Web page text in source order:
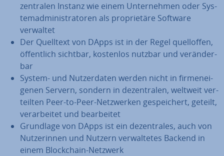
zentralen Instanz wie einem Un­ter­neh­men oder Sys­
tem­ad­mi­nis­tra­to­ren als pro­prie­tä­re Software
verwaltet
Der Quelltext von DApps ist in der Regel quell­of­fen,
öf­fent­lich sichtbar, kostenlos nutzbar und ver­än­der­
bar
System- und Nut­zer­da­ten werden nicht in fir­men­ei­
ge­nen Servern, sondern in de­zen­tra­len, weltweit ver­
teil­ten Peer-to-Peer-Netz­wer­ken ge­spei­chert, geteilt,
ver­ar­bei­tet und be­ar­bei­tet
Grundlage von DApps ist ein de­zen­tra­les, auch von
Nut­ze­rin­nen und Nutzern ver­wal­te­tes Backend in
einem Block­chain-Netzwerk